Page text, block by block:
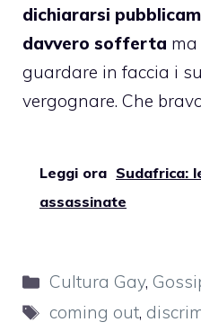
dichiararsi
davvero sofferta
guardare in faccia i
vergognare. Che
Leggi ora Sudafrica:
assassinate
Categorie
Cultura Gay,
Tag
coming out,